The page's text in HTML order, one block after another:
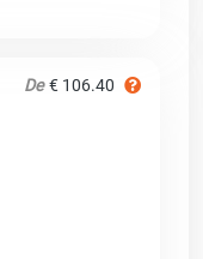
De € 106.40